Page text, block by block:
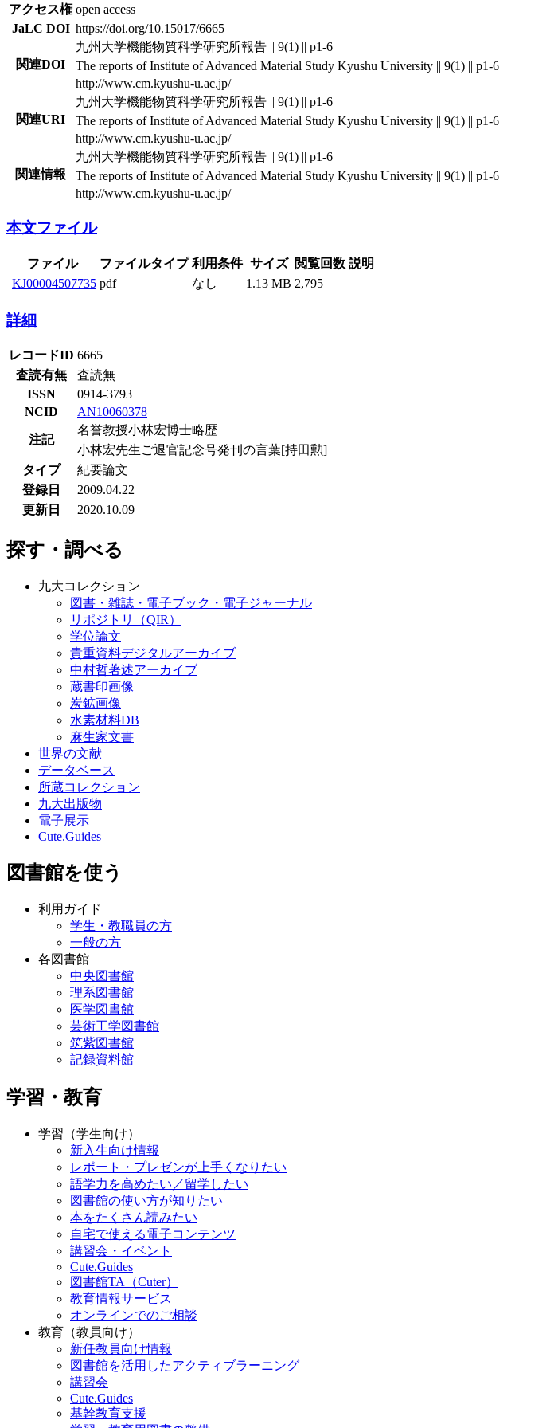
アクセス権 open access
JaLC DOI https://doi.org/10.15017/6665
関連DOI
九州大学機能物質科学研究所報告 || 9(1) || p1-6
The reports of Institute of Advanced Material Study Kyushu University || 9(1) || p1-6
http://www.cm.kyushu-u.ac.jp/
関連URI
九州大学機能物質科学研究所報告 || 9(1) || p1-6
The reports of Institute of Advanced Material Study Kyushu University || 9(1) || p1-6
http://www.cm.kyushu-u.ac.jp/
関連情報
九州大学機能物質科学研究所報告 || 9(1) || p1-6
The reports of Institute of Advanced Material Study Kyushu University || 9(1) || p1-6
http://www.cm.kyushu-u.ac.jp/
本文ファイル
ファイル ファイルタイプ 利用条件 サイズ 閲覧回数 説明
KJ00004507735 pdf なし 1.13 MB 2,795
詳細
レコードID 6665
査読有無
査読無
ISSN
0914-3793
NCID
AN10060378
注記
名誉教授小林宏博士略歴
小林宏先生ご退官記念号発刊の言葉[持田勲]
タイプ
紀要論文
登録日
2009.04.22
更新日
2020.10.09
探す・調べる
九大コレクション
図書・雑誌・電子ブック・電子ジャーナル
リポジトリ（QIR）
学位論文
貴重資料デジタルアーカイブ
中村哲著述アーカイブ
蔵書印画像
炭鉱画像
水素材料DB
麻生家文書
世界の文献
データベース
所蔵コレクション
九大出版物
電子展示
Cute.Guides
図書館を使う
利用ガイド
学生・教職員の方
一般の方
各図書館
中央図書館
理系図書館
医学図書館
芸術工学図書館
筑紫図書館
記録資料館
学習・教育
学習（学生向け）
新入生向け情報
レポート・プレゼンが上手くなりたい
語学力を高めたい／留学したい
図書館の使い方が知りたい
本をたくさん読みたい
自宅で使える電子コンテンツ
講習会・イベント
Cute.Guides
図書館TA（Cuter）
教育情報サービス
オンラインでのご相談
教育（教員向け）
新任教員向け情報
図書館を活用したアクティブラーニング
講習会
Cute.Guides
基幹教育支援